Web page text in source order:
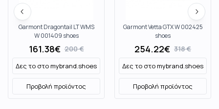
Garmont Dragontail LT WMS
W 001409 shoes
161.38€ 200€
Δες το στοmybrand.shoes
Προβολή προϊόντος
Garmont Vetta GTX W 002425
shoes
254.22€ 318€
Δες το στοmybrand.shoes
Προβολή προϊόντος